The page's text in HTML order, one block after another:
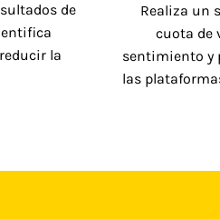
de
la
Realiza un
cuota de
sentimiento y
las